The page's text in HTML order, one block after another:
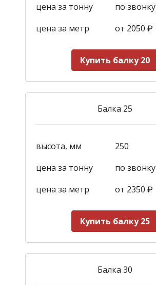
цена за тонну
по звонку
цена за метр
от 2050 ₽
Купить балку 20
Балка 25
высота, мм
250
цена за тонну
по звонку
цена за метр
от 2350 ₽
Купить балку 25
Балка 30